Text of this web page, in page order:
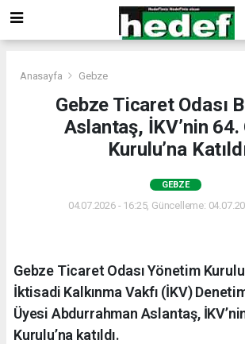
Anasayfa Gebze
Gebze Ticaret Odası
Aslantaş, İKV’nin 64.
Kurulu’na
GEBZE
04.07.2026 - 16:25, Güncelleme:
Gebze Ticaret Odası Yönetim Kurulu
İktisadi Kalkınma Vakfı (İKV)
Üyesi Abdurrahman Aslantaş,
Kurulu’na katıldı.